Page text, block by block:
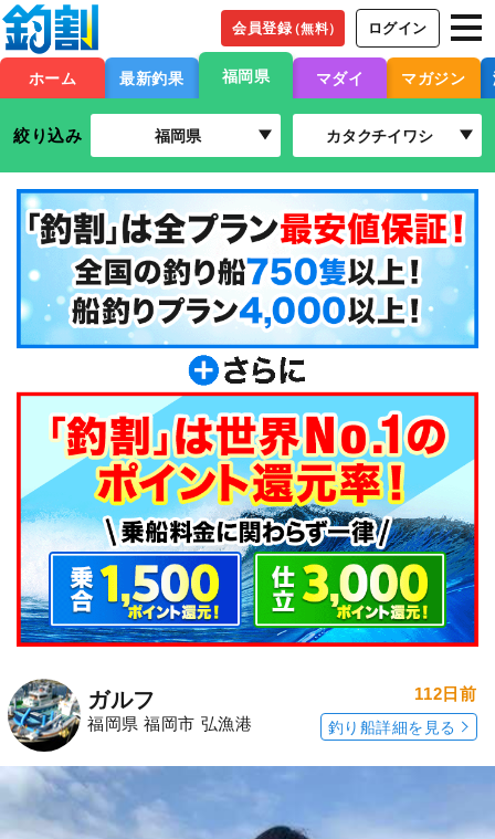
会員登録（無料） ログイン
ホーム 最新釣果 福岡県 マダイ マガジン
絞り込み 福岡県 カタクチイワシ
ガルフ
福岡県 福岡市 弘漁港
112日前
釣り船詳細を見る